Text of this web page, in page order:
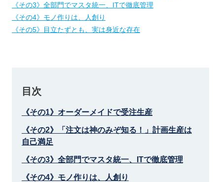
《その3》全部門でマスタ統一、ITで徹底管理
《その4》モノ作りは、人創り
《その5》目立たずとも、実は身近な存在
目次
《その1》オーダーメイドで受注生産
《その2》「注文は神のみぞ知る！」計画生産は
自己満足
《その3》全部門でマスタ統一、ITで徹底管理
《その4》モノ作りは、人創り